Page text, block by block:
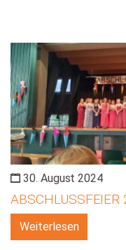
30. August 2024
Weiterlesen